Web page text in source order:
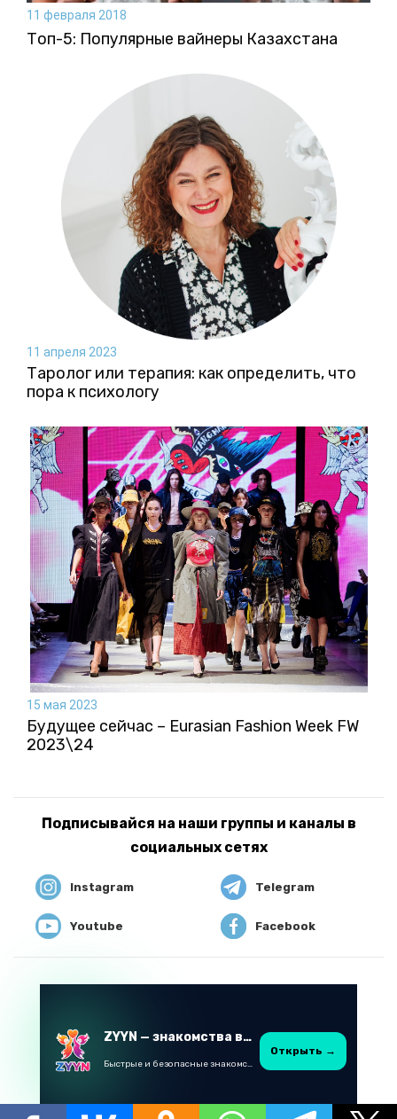
11 февраля 2018
Топ-5: Популярные вайнеры Казахстана
11 апреля 2023
Таролог или терапия: как определить, что
пора к психологу
15 мая 2023
Будущее сейчас – Eurasian Fashion Week FW
2023\24
Подписывайся на наши группы и каналы в
социальных сетях
Instagram Telegram
Youtube Facebook
ZYYN — знакомства в Казахстане
Быстрые и безопасные знакомства в Telegram
Открыть →